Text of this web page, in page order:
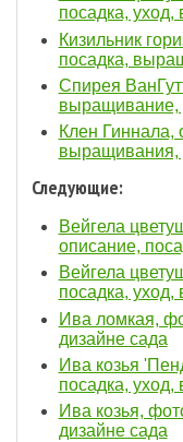
посадка, уход,
Кизильник
посадка,
Спирея
выращивание,
Клен Гиннала,
выращивания,
Следующие:
Вейгела
описание,
Вейгела
посадка, уход,
Ива ломкая,
дизайне сада
Ива козья
посадка, уход,
Ива козья,
дизайне сада